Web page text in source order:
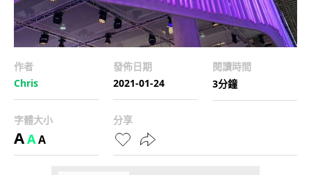
作者
Chris
發佈日期
2021-01-24
閱讀時間
3分鐘
字體大小
AAA
分享